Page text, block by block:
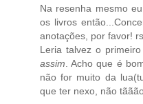
Na resenha mesmo
os livros
anotações, por favor!
Leria talvez o
assim . Acho que é
não for muito da
que ter nexo, não